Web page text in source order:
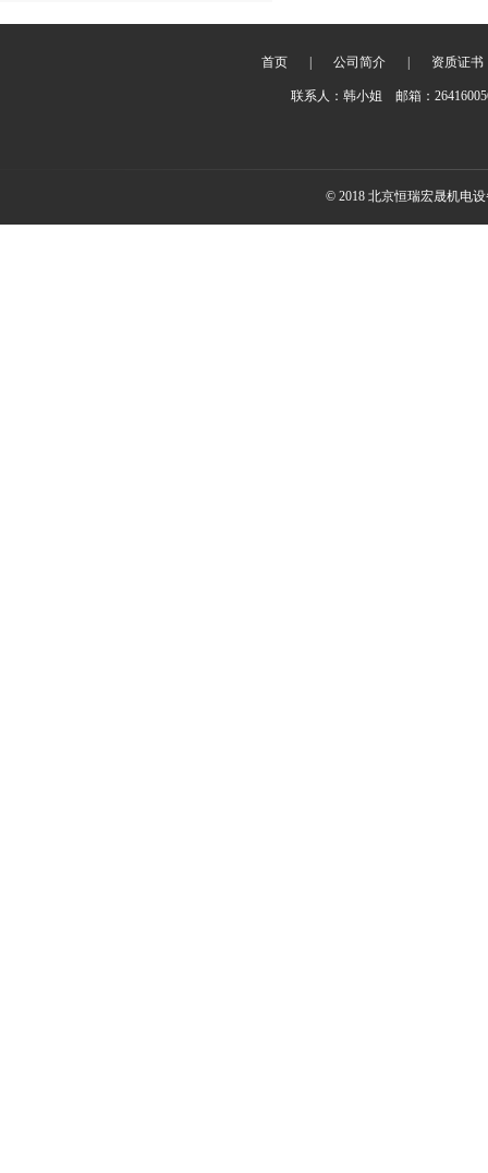
首页 公司简介 资质证书
联系人：韩小姐 邮箱：
© 2018 北京恒瑞宏晟机电